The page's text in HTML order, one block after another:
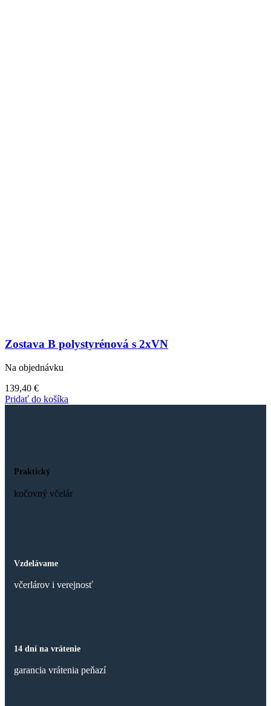
Zostava B polystyrénová s 2xVN
Na objednávku
139,40 €
Pridať do košíka
Praktický
kočovný včelár
Vzdelávame
včerlárov i verejnosť
14 dní na vrátenie
garancia vrátenia peňazí